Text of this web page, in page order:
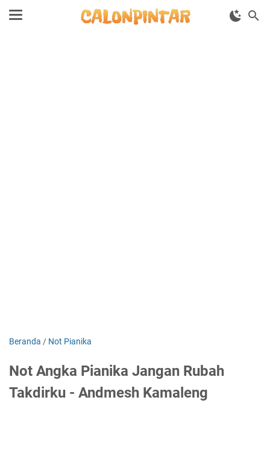
Beranda / Not Pianika
Not Angka Pianika Jangan Rubah
Takdirku - Andmesh Kamaleng